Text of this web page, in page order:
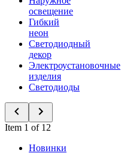
освещение
Гибкий
неон
Светодиодный
декор
Электроустановочные
изделия
Светодиоды
Item 1 of 12
Новинки